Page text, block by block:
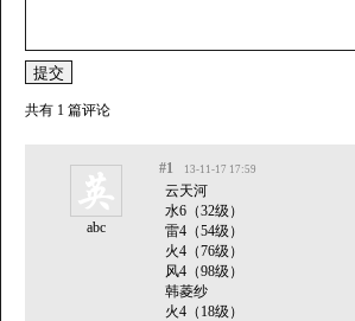
共有 1 篇评论
abc
#1 13-11-17 17:59
云天河
水6（32级）
雷4（54级）
火4（76级）
风4（98级）
韩菱纱
火4（18级）